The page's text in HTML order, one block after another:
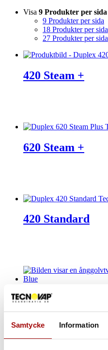
Samtycke Information
Visa 9 Produkter per sida
9 Produkter per sida
18 Produkter per sida
27 Produkter per sida
420 Steam +
620 Steam +
420 Standard
420 Steam Blue